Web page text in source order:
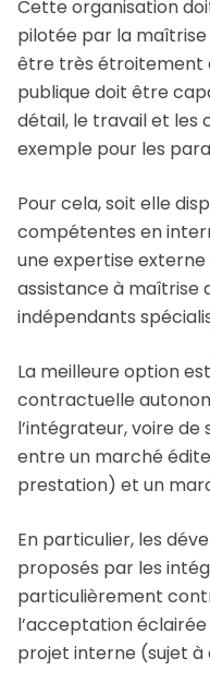
Cette organisation
pilotée par la maîtrise
être très étroitement
publique doit être
détail, le travail et les
exemple pour les
Pour cela, soit elle
compétentes en
une expertise
assistance à maîtrise
indépendants
La meilleure option
contractuelle
l’intégrateur, voire
entre un marché
prestation) et un
En particulier, les
proposés par les
particulièrement
l’acceptation
projet interne (sujet à